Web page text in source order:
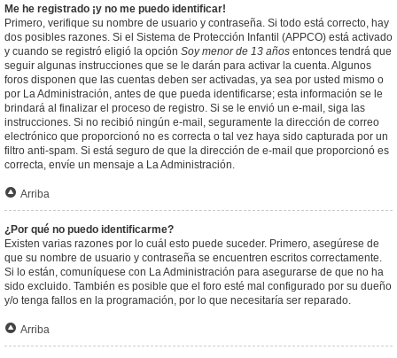
Me he registrado ¡y no me puedo identificar!
Primero, verifique su nombre de usuario y contraseña. Si todo está correcto, hay
dos posibles razones. Si el Sistema de Protección Infantil (APPCO) está activado
y cuando se registró eligió la opción Soy menor de 13 años entonces tendrá que
seguir algunas instrucciones que se le darán para activar la cuenta. Algunos
foros disponen que las cuentas deben ser activadas, ya sea por usted mismo o
por La Administración, antes de que pueda identificarse; esta información se le
brindará al finalizar el proceso de registro. Si se le envió un e-mail, siga las
instrucciones. Si no recibió ningún e-mail, seguramente la dirección de correo
electrónico que proporcionó no es correcta o tal vez haya sido capturada por un
filtro anti-spam. Si está seguro de que la dirección de e-mail que proporcionó es
correcta, envíe un mensaje a La Administración.
Arriba
¿Por qué no puedo identificarme?
Existen varias razones por lo cuál esto puede suceder. Primero, asegúrese de
que su nombre de usuario y contraseña se encuentren escritos correctamente.
Si lo están, comuníquese con La Administración para asegurarse de que no ha
sido excluido. También es posible que el foro esté mal configurado por su dueño
y/o tenga fallos en la programación, por lo que necesitaría ser reparado.
Arriba